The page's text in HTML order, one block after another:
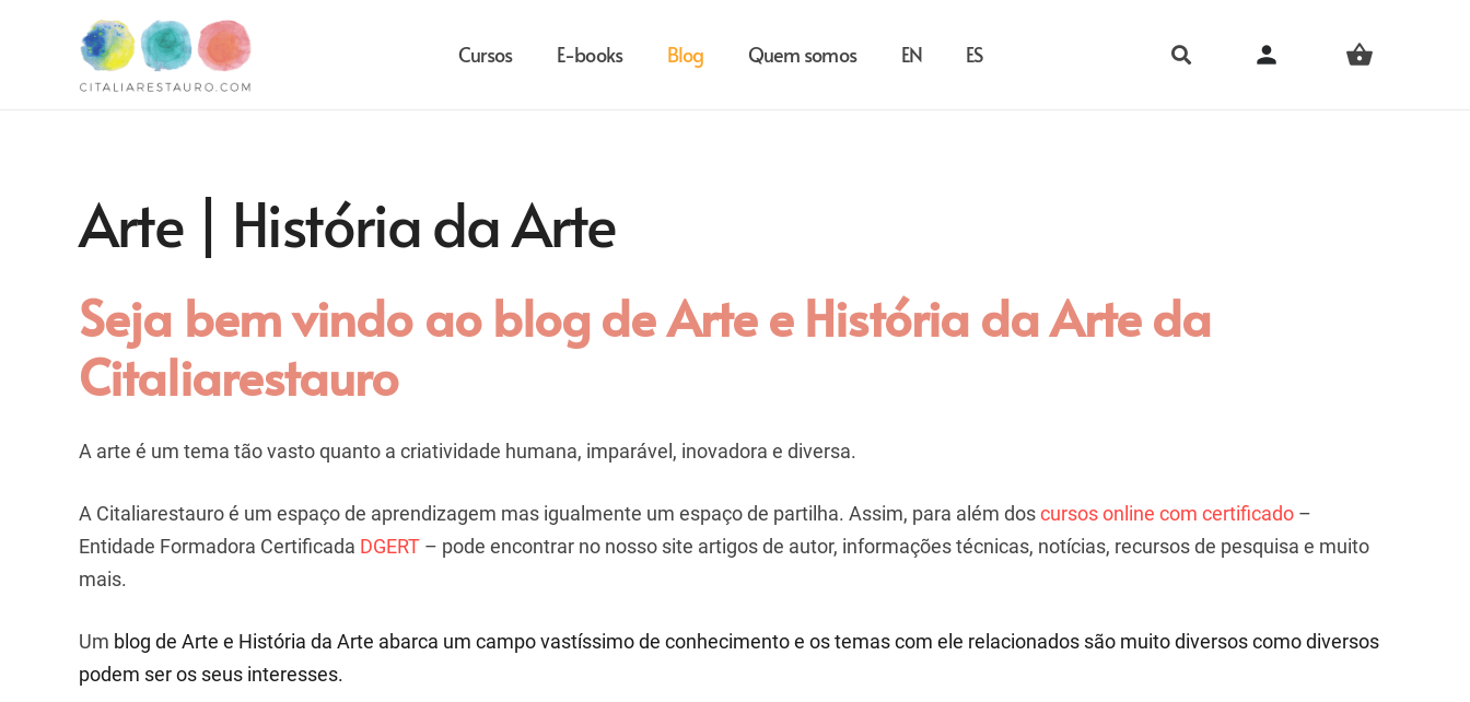
Cursos E-books Blog Quem somos EN ES person shopping_basket
Arte | História da Arte
Seja bem vindo ao blog de Arte e História da Arte da
Citaliarestauro
A arte é um tema tão vasto quanto a criatividade humana, imparável, inovadora e diversa.
A Citaliarestauro é um espaço de aprendizagem mas igualmente um espaço de partilha. Assim, para além doscursos online com certificado –
Entidade Formadora Certificada DGERT – pode encontrar no nosso site artigos de autor, informações técnicas, notícias, recursos de pesquisa e muito
mais.
Um blog de Arte e História da Arte abarca um campo vastíssimo de conhecimento e os temas com ele relacionados são muito diversos como diversos
podem ser os seus interesses.